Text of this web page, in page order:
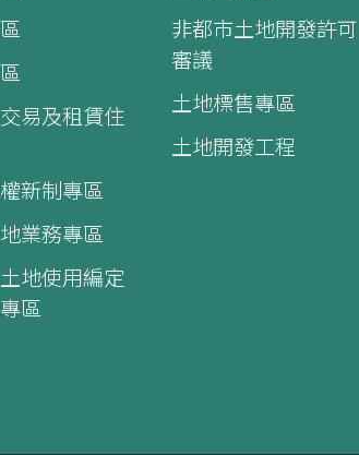
易及租賃住
新制專區
業務專區
地使用編定
區
非都市土地開發許可
審議
土地標售專區
土地開發工程